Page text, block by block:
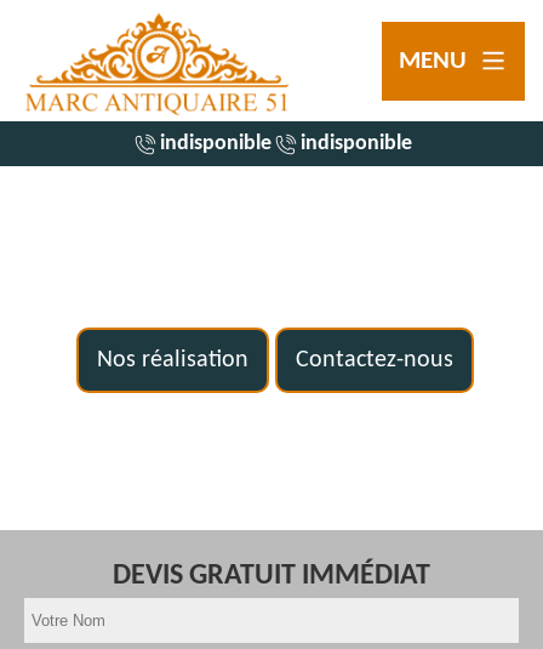
MENU
indisponible indisponible
Nos réalisation Contactez-nous
DEVIS GRATUIT IMMÉDIAT